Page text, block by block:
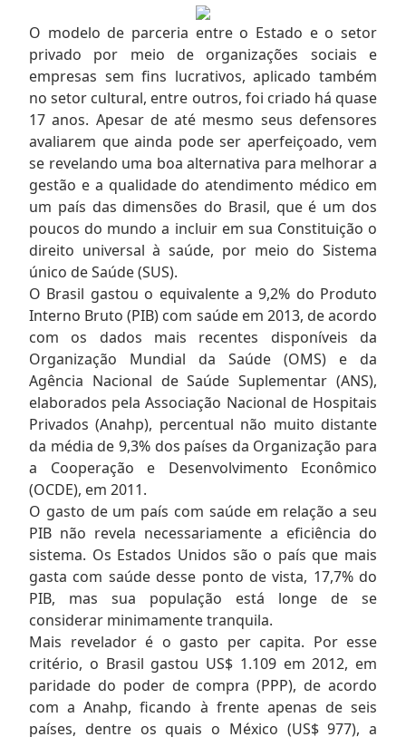
O modelo de parceria entre o Estado e o setor
privado por meio de organizações sociais e
empresas sem fins lucrativos, aplicado também
no setor cultural, entre outros, foi criado há quase
17 anos. Apesar de até mesmo seus defensores
avaliarem que ainda pode ser aperfeiçoado, vem
se revelando uma boa alternativa para melhorar a
gestão e a qualidade do atendimento médico em
um país das dimensões do Brasil, que é um dos
poucos do mundo a incluir em sua Constituição o
direito universal à saúde, por meio do Sistema
único de Saúde (SUS).
O Brasil gastou o equivalente a 9,2% do Produto
Interno Bruto (PIB) com saúde em 2013, de acordo
com os dados mais recentes disponíveis da
Organização Mundial da Saúde (OMS) e da
Agência Nacional de Saúde Suplementar (ANS),
elaborados pela Associação Nacional de Hospitais
Privados (Anahp), percentual não muito distante
da média de 9,3% dos países da Organização para
a Cooperação e Desenvolvimento Econômico
(OCDE), em 2011.
O gasto de um país com saúde em relação a seu
PIB não revela necessariamente a eficiência do
sistema. Os Estados Unidos são o país que mais
gasta com saúde desse ponto de vista, 17,7% do
PIB, mas sua população está longe de se
considerar minimamente tranquila.
Mais revelador é o gasto per capita. Por esse
critério, o Brasil gastou US$ 1.109 em 2012, em
paridade do poder de compra (PPP), de acordo
com a Anahp, ficando à frente apenas de seis
países, dentre os quais o México (US$ 977), a